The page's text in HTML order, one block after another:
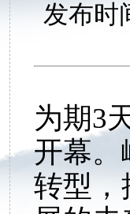
发布时
为期3
开幕。
转型，